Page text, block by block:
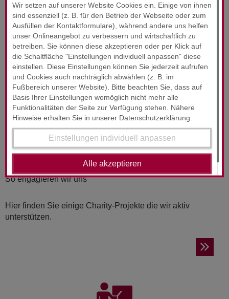
Wir setzen auf unserer Website Cookies ein. Einige von ihnen
sind essenziell (z. B. für den Betrieb der Webseite oder zum
Ausfüllen der Kontaktformulare), während andere uns helfen
unser Onlineangebot zu verbessern und wirtschaftlich zu
betreiben. Sie können diese akzeptieren oder per Klick auf
die Schaltfläche "Einstellungen individuell anpassen" diese
einstellen. Diese Einstellungen können Sie jederzeit aufrufen
und Cookies auch nachträglich abwählen (z. B. im
Fußbereich unserer Website). Bitte beachten Sie, dass auf
Basis Ihrer Einstellungen womöglich nicht mehr alle
Funktionalitäten der Seite zur Verfügung stehen. Nähere
Hinweise erhalten Sie in unserer Datenschutzerklärung.
Einstellungen individuell anpassen
Alle akzeptieren
24-Stunden-Service
Wir wollen, dass Sie sich jederzeit gut beraten fühlen.
Unsere Zufriedenheitsgarantie!
So engagieren wir uns
Hier finden Sie einige Charity-Projekte die wir aktiv
unterstützen.